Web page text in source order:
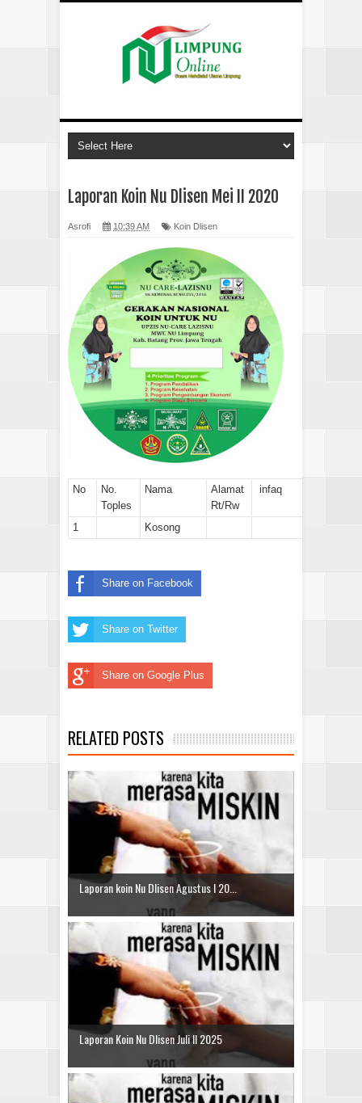
Laporan Koin Nu Dlisen Mei II 2020
Asrofi 10:39 AM Koin Dlisen
No
No.
Toples
Nama
Alamat
Rt/Rw
infaq
1 Kosong
Share on Facebook
Share on Twitter
Share on Google Plus
RELATED POSTS
Laporan koin Nu Dlisen Agustus I 20...
Laporan Koin Nu Dlisen Juli II 2025